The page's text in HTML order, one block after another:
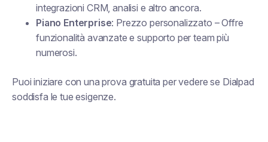
integrazioni CRM, analisi e altro ancora.
Piano Enterprise: Prezzo personalizzato – Offre
funzionalità avanzate e supporto per team più
numerosi.
Puoi iniziare con una prova gratuita per vedere se Dialpad
soddisfa le tue esigenze.